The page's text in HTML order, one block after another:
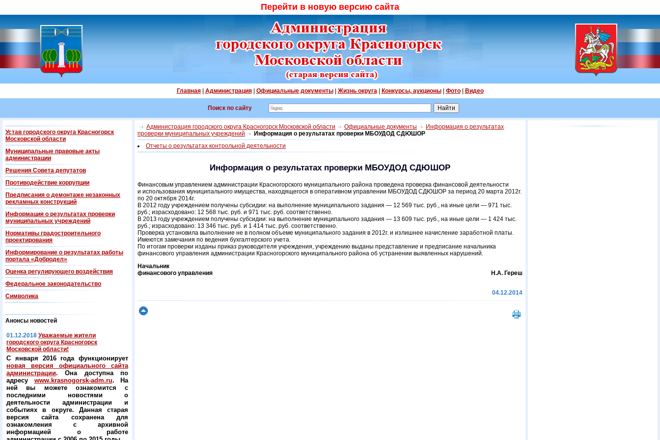
Перейти в новую версию сайта
Главная| Администрация| Официальные документы| Жизнь округа| Конкурсы, аукционы| Фото| Видео
Поиск по сайту
Устав городского округа Красногорск
Московской области
Муниципальные правовые акты
администрации
Решения Совета депутатов
Противодействие коррупции
Предписания о демонтаже незаконных
рекламных конструкций
Информация о результатах проверки
муниципальных учреждений
Нормативы градостроительного
проектирования
Информирование о результатах работы
портала «Добродел»
Оценка регулирующего воздействия
Федеральнoe законодательство
Символика
Анонсы новостей
01.12.2018 Уважаемые жители
городского округа Красногорск
Московской области!
С января 2016 года функционирует
новая версия официального сайта
администрации. Она доступна по
адресу www.krasnogorsk-adm.ru. На
ней вы можете ознакомится с
последними новостями о
деятельности администрации и
событиях в округе. Данная старая
версия сайта сохранена для
ознакомления с архивной
информацией о работе
Администрация городского округа Красногорск Московской области Официальные документы
Информация о результатах
проверки муниципальных учреждений
Информация о результатах проверки МБОУДОД СДЮШОР
Отчеты о результатах контрольной деятельности
Информация о результатах проверки МБОУДОД СДЮШОР
Финансовым управлением администрации Красногорского муниципального района проведена проверка финансовой деятельности
и использования муниципального имущества, находящегося в оперативном управлении МБОУДОД СДЮШОР за период 20 марта 2012г.
по 20 октября 2014г.
В 2012 году учреждением получены субсидии: на выполнение муниципального задания — 12 569 тыс. руб., на иные цели — 971 тыс.
руб.; израсходовано: 12 568 тыс. руб. и 971 тыс. руб. соответственно.
В 2013 году учреждением получены субсидии: на выполнение муниципального задания — 13 609 тыс. руб., на иные цели — 1 424 тыс.
руб.; израсходовано: 13 346 тыс. руб. и 1 414 тыс. руб. соответственно.
Проверка установила выполнение не в полном объеме муниципального задания в 2012г. и излишнее начисление заработной платы.
Имеются замечания по ведения бухгалтерского учета.
По итогам проверки изданы приказ руководителя учреждения, учреждению выданы представление и предписание начальника
финансового управления администрации Красногорского муниципального района об устранении выявленных нарушений.
Начальник
финансового управления
Н.А. Гереш
04.12.2014